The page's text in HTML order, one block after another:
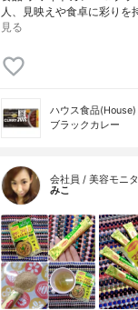
人、見映えや食卓に彩り
見る
ハウス食品(House)
ブラックカレー
会社員 / 美容モニ
みこ